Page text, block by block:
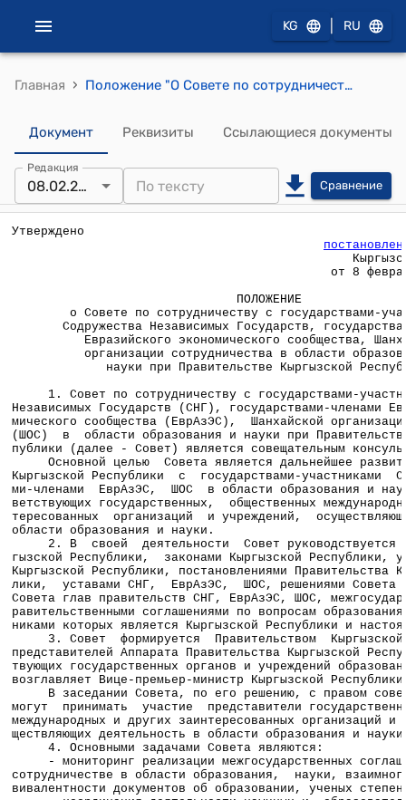
KG RU
Главная › Положение "О Совете по сотрудничеству с государствами-участниками Содружества Независимых Государств, государствами-членами Евразийского экономического сообщества, Шанхайской организации сотрудничества в области образования и науки при Правительстве Кыргызской Республики", утвержденного Постановлением Правительства КР от 8 февраля 2008 г.№ 40
Документ Реквизиты Ссылающиеся документы
Редакция
08.02.2008 Сравнение